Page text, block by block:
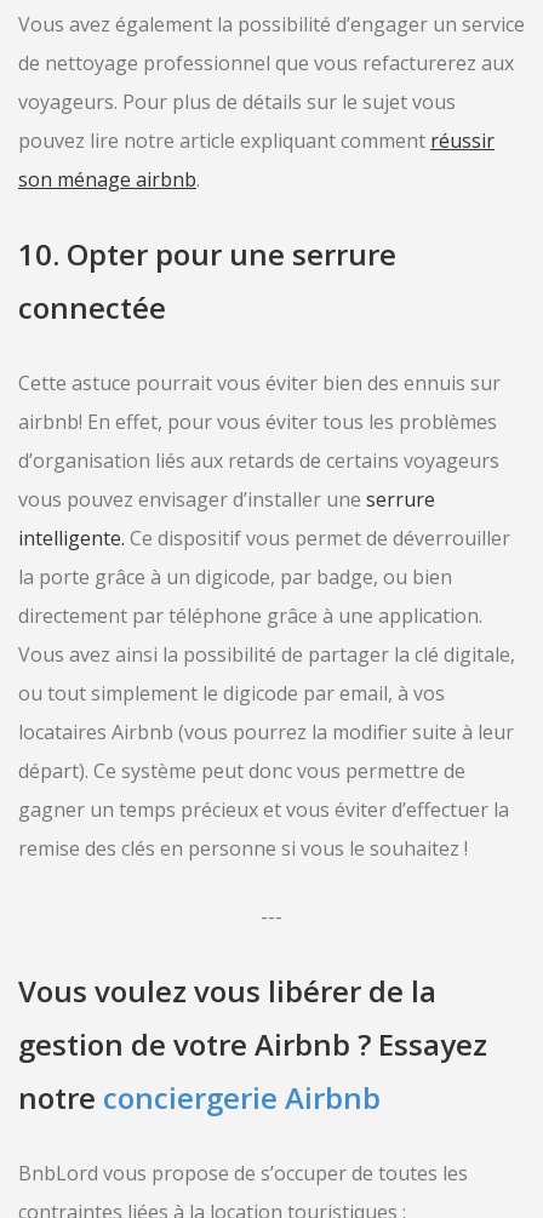
Vous avez également la possibilité d’engager un service
de nettoyage professionnel que vous refacturerez aux
voyageurs. Pour plus de détails sur le sujet vous
pouvez lire notre article expliquant comment réussir
son ménage airbnb.
10. Opter pour une serrure
connectée
Cette astuce pourrait vous éviter bien des ennuis sur
airbnb! En effet, pour vous éviter tous les problèmes
d’organisation liés aux retards de certains voyageurs
vous pouvez envisager d’installer une serrure
intelligente. Ce dispositif vous permet de déverrouiller
la porte grâce à un digicode, par badge, ou bien
directement par téléphone grâce à une application.
Vous avez ainsi la possibilité de partager la clé digitale,
ou tout simplement le digicode par email, à vos
locataires Airbnb (vous pourrez la modifier suite à leur
départ). Ce système peut donc vous permettre de
gagner un temps précieux et vous éviter d’effectuer la
remise des clés en personne si vous le souhaitez !
---
Vous voulez vous libérer de la
gestion de votre Airbnb ? Essayez
notre conciergerie Airbnb
BnbLord vous propose de s’occuper de toutes les
contraintes liées à la location touristiques :